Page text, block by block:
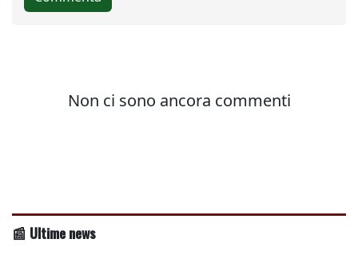
📰 Ultime news